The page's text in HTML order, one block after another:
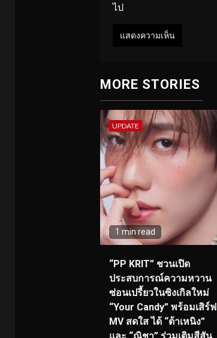
ไป
MORE STORIES
UPDATE
1 min read
“PP KRIT” ชวนเปิด
ประสบการณ์ความหวาน
ซ่อนเปรี้ยวในซิงเกิลใหม่
“Your Candy” พร้อมเสิร์ฟ
MV สดใส ได้ “ต้าเหนิง”